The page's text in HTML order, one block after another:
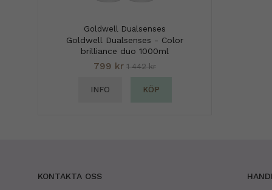
Goldwell Dualsenses
Goldwell Dualsenses - Color
brilliance duo 1000ml
799 kr 1 442 kr
INFO KÖP
KONTAKTA OSS